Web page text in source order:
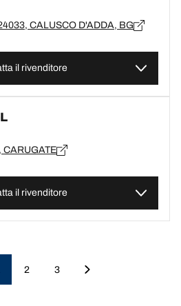
CALUSCO D'ADDA, BG
il rivenditore
CARUGATE
il rivenditore
2 3